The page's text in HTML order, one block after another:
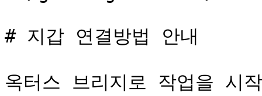
# 지갑 연결방법 안내
옥터스 브리지로 작업을 시